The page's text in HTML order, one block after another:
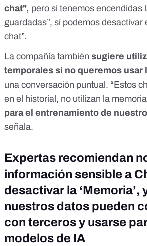
chat", pero si tenemos encendidas
guardadas”, sí podemos desactivar
chat”.
La compañía también sugiere
temporales si no queremos usar
una conversación puntual. “Estos
en el historial, no utilizan la
para el entrenamiento de
señala.
Expertas recomiendan
información sensible a
desactivar la ‘Memoria’,
nuestros datos pueden
con terceros y usarse
modelos de IA